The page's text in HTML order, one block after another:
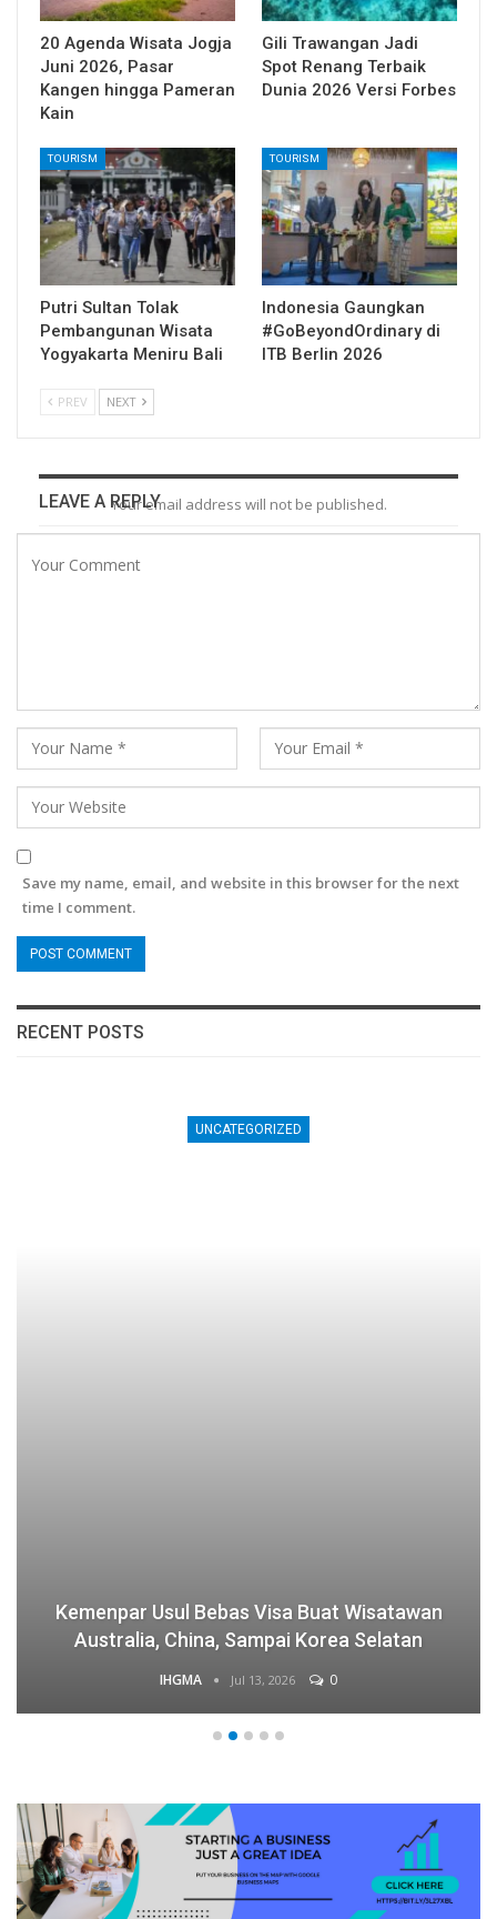
20 Agenda Wisata Jogja
Juni 2026, Pasar
Kangen hingga Pameran
Kain
Gili Trawangan Jadi
Spot Renang Terbaik
Dunia 2026 Versi Forbes
TOURISM
Putri Sultan Tolak
Pembangunan Wisata
Yogyakarta Meniru Bali
TOURISM
Indonesia Gaungkan
#GoBeyondOrdinary di
ITB Berlin 2026
PREV NEXT
LEAVE A REPLYYour email address will not be published.
Save my name, email, and website in this browser for the next
time I comment.
RECENT POSTS
UNCATEGORIZED
Kemenpar Usul Bebas Visa Buat Wisatawan
Australia, China, Sampai Korea Selatan
IHGMA Jul 13, 2026 0